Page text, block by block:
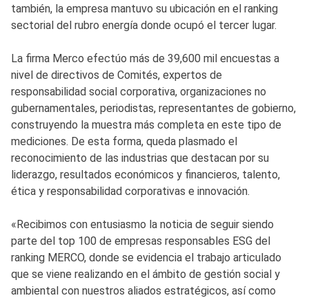
también, la empresa mantuvo su ubicación en el ranking
sectorial del rubro energía donde ocupó el tercer lugar.
La firma Merco efectúo más de 39,600 mil encuestas a
nivel de directivos de Comités, expertos de
responsabilidad social corporativa, organizaciones no
gubernamentales, periodistas, representantes de gobierno,
construyendo la muestra más completa en este tipo de
mediciones. De esta forma, queda plasmado el
reconocimiento de las industrias que destacan por su
liderazgo, resultados económicos y financieros, talento,
ética y responsabilidad corporativas e innovación.
«Recibimos con entusiasmo la noticia de seguir siendo
parte del top 100 de empresas responsables ESG del
ranking MERCO, donde se evidencia el trabajo articulado
que se viene realizando en el ámbito de gestión social y
ambiental con nuestros aliados estratégicos, así como